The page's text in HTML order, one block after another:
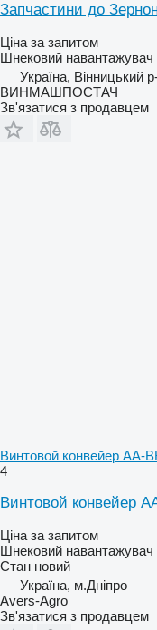
Запчастини до
Ціна за запитом
Шнековий навантажувач
Україна, Вінницький
ВИНМАШПОСТАЧ
Зв'язатися з продавцем
Винтовой конвейер АА-
4
Винтовой конвейер
Ціна за запитом
Шнековий навантажувач
Стан новий
Україна, м.Дніпро
Avers-Agro
Зв'язатися з продавцем